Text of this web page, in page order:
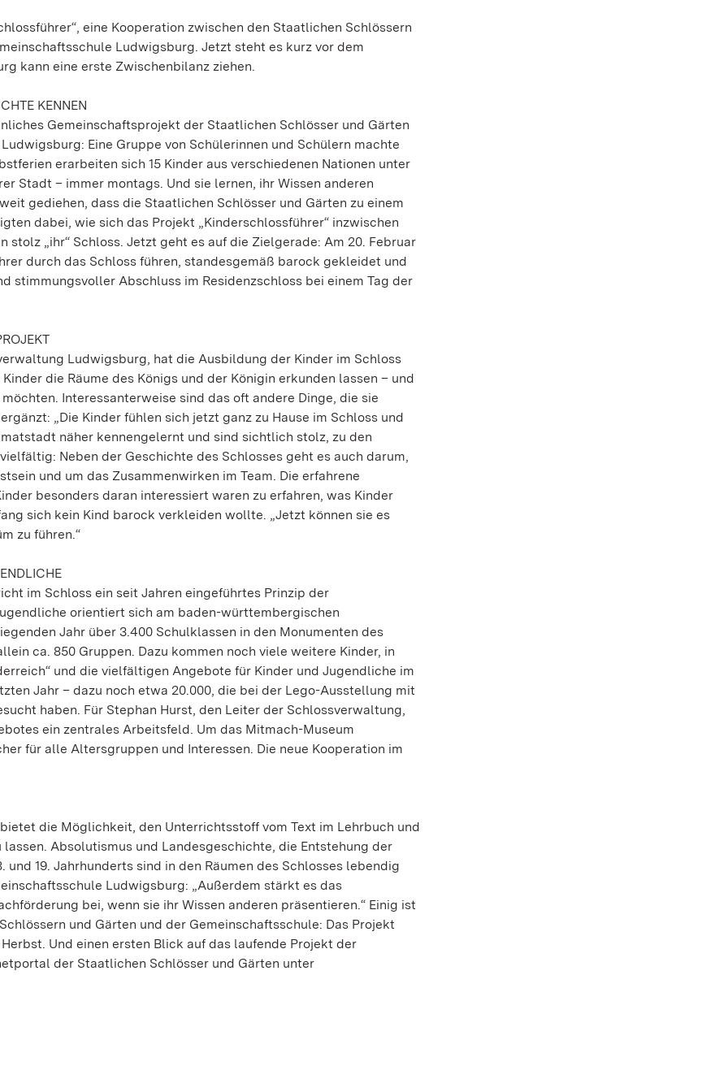
eine Kooperation zwischen den Staatlichen Schlössern
Ludwigsburg. Jetzt steht es kurz vor dem
kann eine erste Zwischenbilanz ziehen.
KENNEN
Gemeinschaftsprojekt der Staatlichen Schlösser und Gärten
Eine Gruppe von Schülerinnen und Schülern machte
erarbeiten sich 15 Kinder aus verschiedenen Nationen unter
Stadt – immer montags. Und sie lernen, ihr Wissen anderen
gediehen, dass die Staatlichen Schlösser und Gärten zu einem
dabei, wie sich das Projekt „Kinderschlossführer“ inzwischen
„ihr“ Schloss. Jetzt geht es auf die Zielgerade: Am 20. Februar
durch das Schloss führen, standesgemäß barock gekleidet und
stimmungsvoller Abschluss im Residenzschloss bei einem Tag der
Ludwigsburg, hat die Ausbildung der Kinder im Schloss
die Räume des Königs und der Königin erkunden lassen – und
Interessanterweise sind das oft andere Dinge, die sie
„Die Kinder fühlen sich jetzt ganz zu Hause im Schloss und
näher kennengelernt und sind sichtlich stolz, zu den
Neben der Geschichte des Schlosses geht es auch darum,
und um das Zusammenwirken im Team. Die erfahrene
besonders daran interessiert waren zu erfahren, was Kinder
sich kein Kind barock verkleiden wollte. „Jetzt können sie es
zu führen.“
im Schloss ein seit Jahren eingeführtes Prinzip der
orientiert sich am baden-württembergischen
Jahr über 3.400 Schulklassen in den Monumenten des
ca. 850 Gruppen. Dazu kommen noch viele weitere Kinder, in
und die vielfältigen Angebote für Kinder und Jugendliche im
Jahr – dazu noch etwa 20.000, die bei der Lego-Ausstellung mit
haben. Für Stephan Hurst, den Leiter der Schlossverwaltung,
ein zentrales Arbeitsfeld. Um das Mitmach-Museum
für alle Altersgruppen und Interessen. Die neue Kooperation im
die Möglichkeit, den Unterrichtsstoff vom Text im Lehrbuch und
Absolutismus und Landesgeschichte, die Entstehung der
19. Jahrhunderts sind in den Räumen des Schlosses lebendig
Ludwigsburg: „Außerdem stärkt es das
bei, wenn sie ihr Wissen anderen präsentieren.“ Einig ist
und Gärten und der Gemeinschaftsschule: Das Projekt
Und einen ersten Blick auf das laufende Projekt der
der Staatlichen Schlösser und Gärten unter